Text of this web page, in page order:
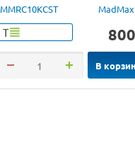
MMRC10KCST
Т 800
В